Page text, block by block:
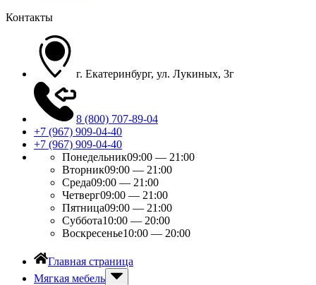
Контакты
г. Екатеринбург, ул. Лукиных, 3г
8 (800) 707-89-04
+7 (967) 909-04-40
+7 (967) 909-04-40
Понедельник09:00 — 21:00
Вторник09:00 — 21:00
Среда09:00 — 21:00
Четверг09:00 — 21:00
Пятница09:00 — 21:00
Суббота10:00 — 20:00
Воскресенье10:00 — 20:00
Главная страница
Мягкая мебель